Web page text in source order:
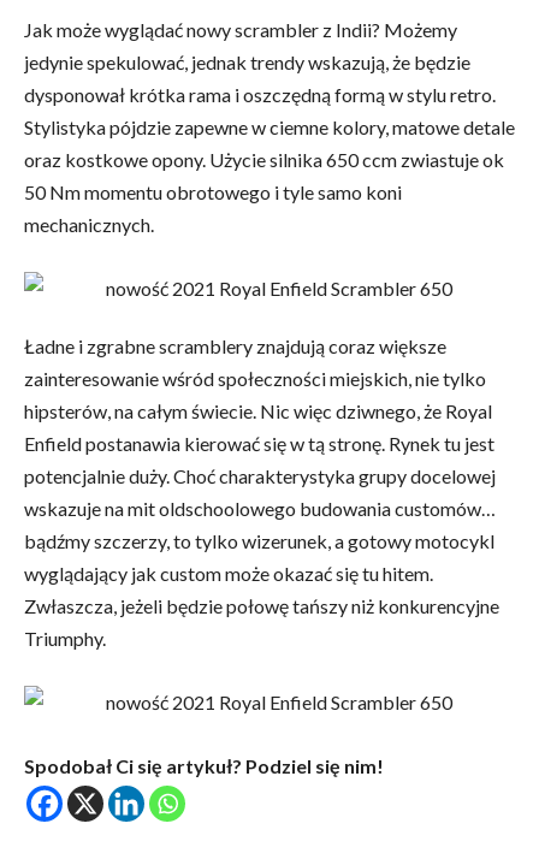
Jak może wyglądać nowy scrambler z Indii? Możemy
jedynie spekulować, jednak trendy wskazują, że będzie
dysponował krótka rama i oszczędną formą w stylu retro.
Stylistyka pójdzie zapewne w ciemne kolory, matowe detale
oraz kostkowe opony. Użycie silnika 650 ccm zwiastuje ok
50 Nm momentu obrotowego i tyle samo koni
mechanicznych.
Ładne i zgrabne scramblery znajdują coraz większe
zainteresowanie wśród społeczności miejskich, nie tylko
hipsterów, na całym świecie. Nic więc dziwnego, że Royal
Enfield postanawia kierować się w tą stronę. Rynek tu jest
potencjalnie duży. Choć charakterystyka grupy docelowej
wskazuje na mit oldschoolowego budowania customów…
bądźmy szczerzy, to tylko wizerunek, a gotowy motocykl
wyglądający jak custom może okazać się tu hitem.
Zwłaszcza, jeżeli będzie połowę tańszy niż konkurencyjne
Triumphy.
Spodobał Ci się artykuł? Podziel się nim!